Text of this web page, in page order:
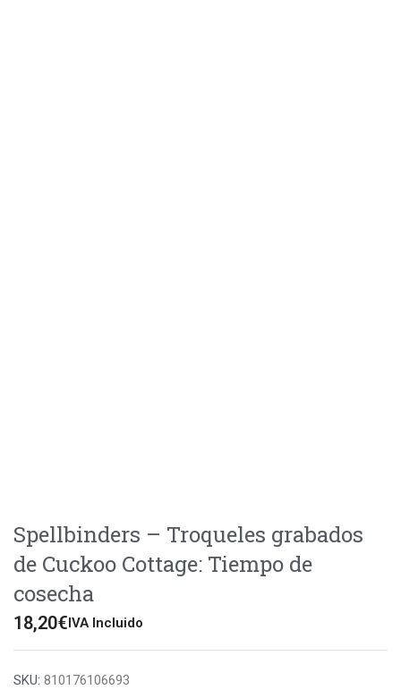
Spellbinders – Troqueles grabados
de Cuckoo Cottage: Tiempo de
cosecha
18,20€IVA Incluido
SKU: 810176106693